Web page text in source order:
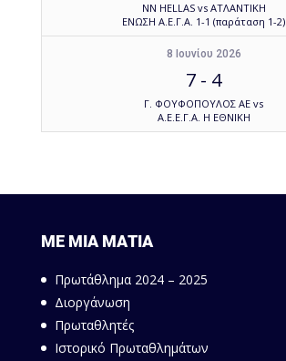
NN HELLAS vs ΑΤΛΑΝΤΙΚΗ
ΕΝΩΣΗ Α.Ε.Γ.Α. 1-1 (παράταση 1-2)
8 Ιουνίου 2026
7 - 4
Γ. ΦΟΥΦΟΠΟΥΛΟΣ ΑΕ vs
Α.Ε.Ε.Γ.Α. Η ΕΘΝΙΚΗ
ΜΕ ΜΙΑ ΜΑΤΙΑ
Πρωτάθλημα 2024 – 2025
Διοργάνωση
Πρωταθλητές
Ιστορικό Πρωταθλημάτων